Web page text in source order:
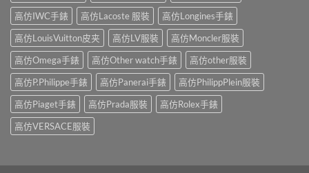
高仿IWC手錶
高仿Lacoste 服裝
高仿Longines手錶
高仿LouisVuitton皮夹
高仿LV服裝
高仿Moncler服裝
高仿Omega手錶
高仿Other watch手錶
高仿other服裝
高仿P.Philippe手錶
高仿Panerai手錶
高仿PhilippPlein服裝
高仿Piaget手錶
高仿Prada服裝
高仿Rolex手錶
高仿VERSACE服裝